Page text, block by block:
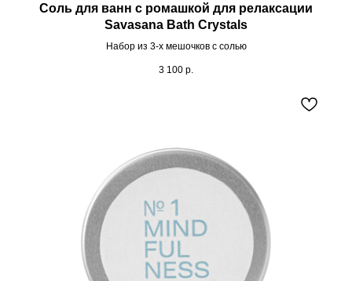
Соль для ванн с ромашкой для релаксации
Savasana Bath Crystals
Набор из 3-х мешочков с солью
3 100 р.